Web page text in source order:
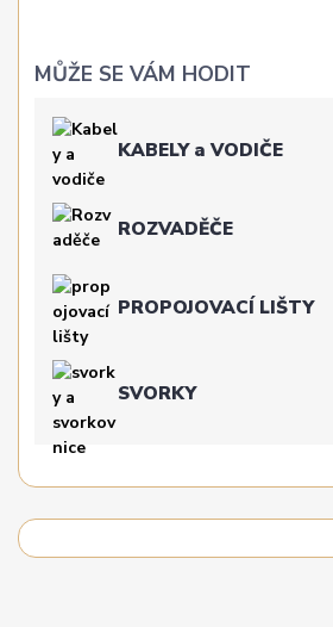
MŮŽE SE VÁM HODIT
KABELY a VODIČE
ROZVADĚČE
PROPOJOVACÍ LIŠTY
SVORKY